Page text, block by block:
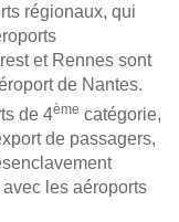
régionaux, qui
et Rennes sont
de Nantes.
de 4ème catégorie,
de passagers,
les aéroports